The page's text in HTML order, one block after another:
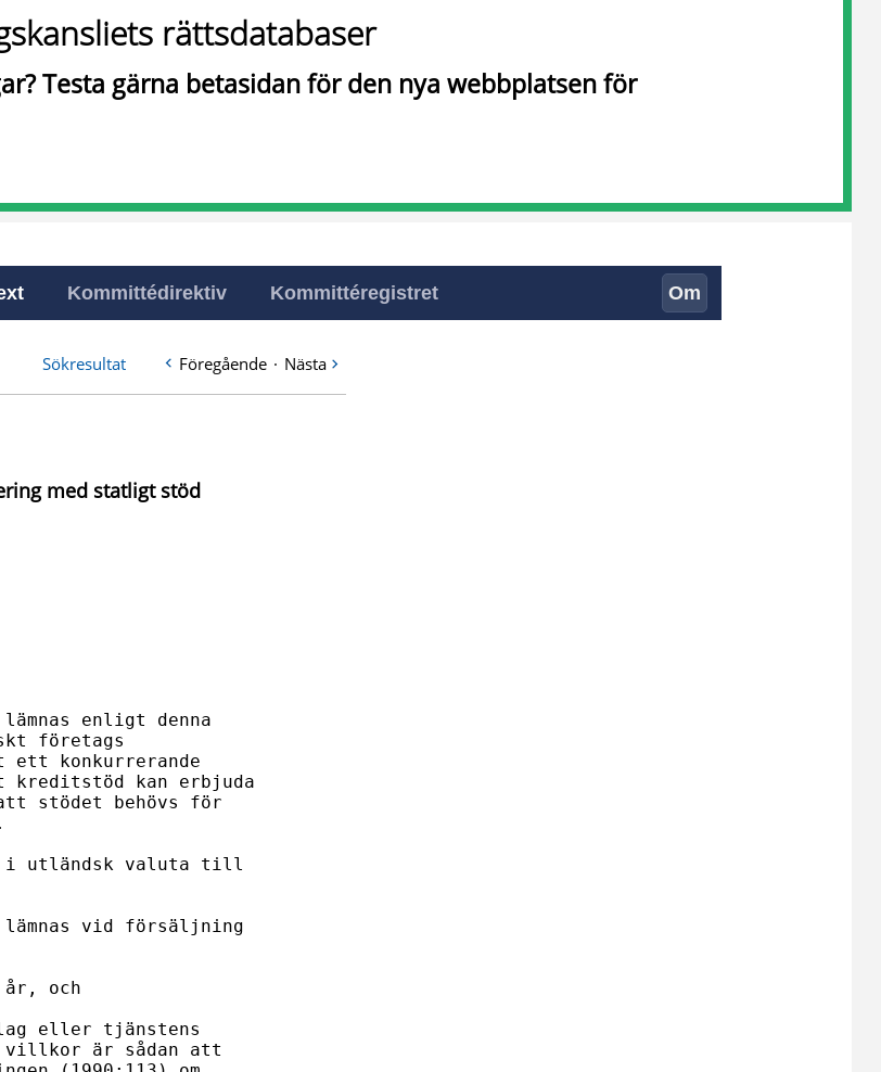
rättsdatabaser
Testa gärna betasidan för den nya webbplatsen för
Kommittédirektiv Kommittéregistret Om
Sökresultat Föregående · Nästa
med statligt stöd
enligt denna
företags
ett konkurrerande
kreditstöd kan erbjuda
stödet behövs för
i utländsk valuta till
vid försäljning
och
eller tjänstens
villkor är sådan att